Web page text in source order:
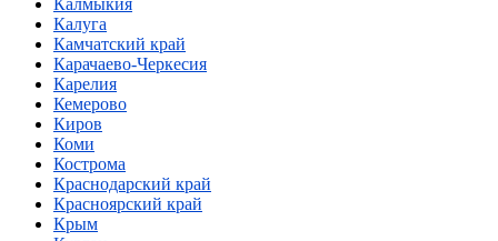
Калмыкия
Калуга
Камчатский край
Карачаево-Черкесия
Карелия
Кемерово
Киров
Коми
Кострома
Краснодарский край
Красноярский край
Крым